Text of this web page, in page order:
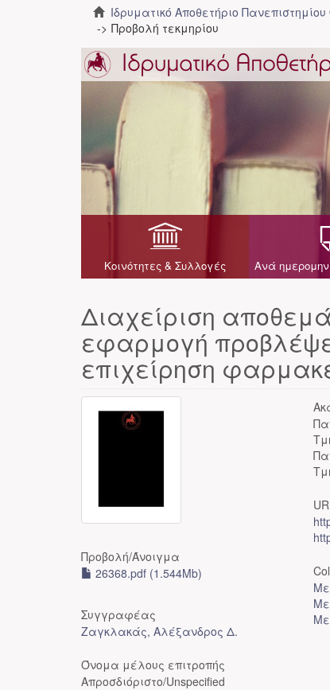
Ιδρυματικό Αποθετήριο
Προβολή τεκμηρίου
Κοινότητες & Συλλογές Ανά
Διαχείριση
εφαρμογή
επιχείρηση
Προβολή/Άνοιγμα
26368.pdf (1.544Mb)
Συγγραφέας
Ζαγκλακάς, Αλέξανδρος Δ.
Όνομα μέλους επιτροπής
Απροσδιόριστο/Unspecified